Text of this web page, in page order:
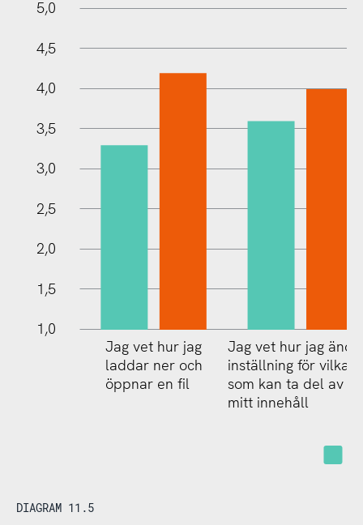
1,0
5,0
4,5
4,0
3,5
3,0
2,5
2,0
1,5
1,0
Jag vet hur jag
laddar ner och
öppnar en fil
Jag vet hur jag
inställning för vilka
som kan ta del av
mitt innehåll
DIAGRAM 11.5